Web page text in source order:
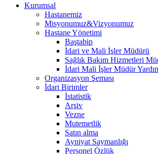
Kurumsal
Hastanemiz
Misyonumuz&Vizyonumuz
Hastane Yönetimi
Baştabip
İdari ve Mali İşler Müdürü
Sağlık Bakım Hizmetleri
İdari Mali İşler Müdür
Organizasyon Şeması
İdari Birimler
İstatistik
Arşiv
Vezne
Mutemetlik
Satın alma
Ayniyat Saymanlığı
Personel Özlük